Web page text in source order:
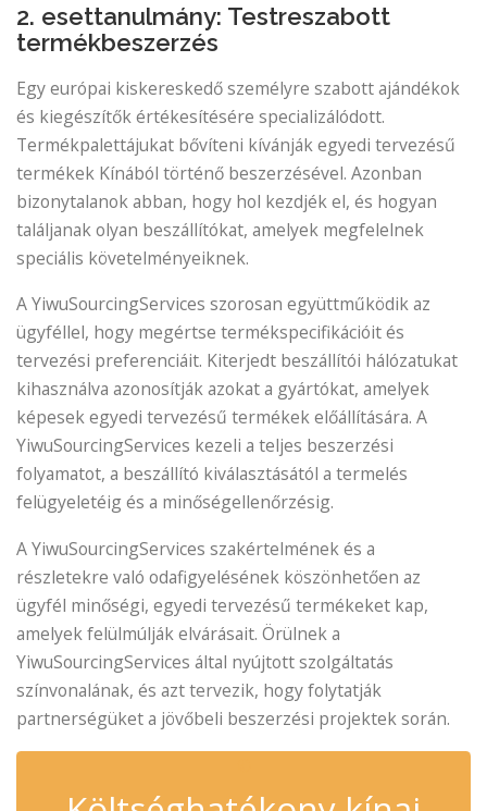
2. esettanulmány: Testreszabott
termékbeszerzés
Egy európai kiskereskedő személyre szabott ajándékok
és kiegészítők értékesítésére specializálódott.
Termékpalettájukat bővíteni kívánják egyedi tervezésű
termékek Kínából történő beszerzésével. Azonban
bizonytalanok abban, hogy hol kezdjék el, és hogyan
találjanak olyan beszállítókat, amelyek megfelelnek
speciális követelményeiknek.
A YiwuSourcingServices szorosan együttműködik az
ügyféllel, hogy megértse termékspecifikációit és
tervezési preferenciáit. Kiterjedt beszállítói hálózatukat
kihasználva azonosítják azokat a gyártókat, amelyek
képesek egyedi tervezésű termékek előállítására. A
YiwuSourcingServices kezeli a teljes beszerzési
folyamatot, a beszállító kiválasztásától a termelés
felügyeletéig és a minőségellenőrzésig.
A YiwuSourcingServices szakértelmének és a
részletekre való odafigyelésének köszönhetően az
ügyfél minőségi, egyedi tervezésű termékeket kap,
amelyek felülmúlják elvárásait. Örülnek a
YiwuSourcingServices által nyújtott szolgáltatás
színvonalának, és azt tervezik, hogy folytatják
partnerségüket a jövőbeli beszerzési projektek során.